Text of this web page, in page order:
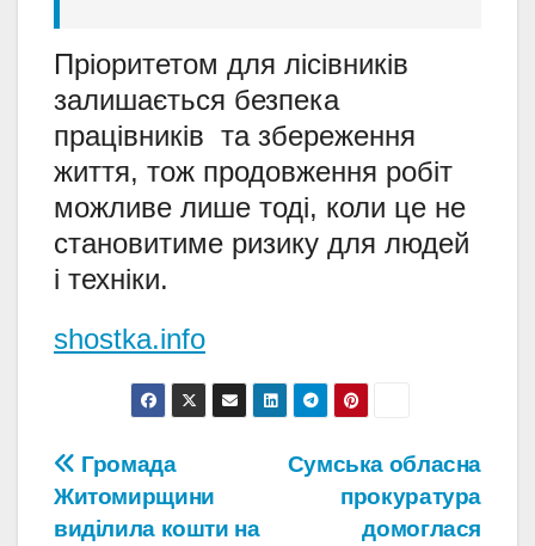
Пріоритетом для лісівників
залишається безпека
працівників та збереження
життя, тож продовження робіт
можливе лише тоді, коли це не
становитиме ризику для людей
і техніки.
shostka.info
Навігація
записів
Сумська обласна
прокуратура
домоглася
Громада
Житомирщини
виділила кошти на